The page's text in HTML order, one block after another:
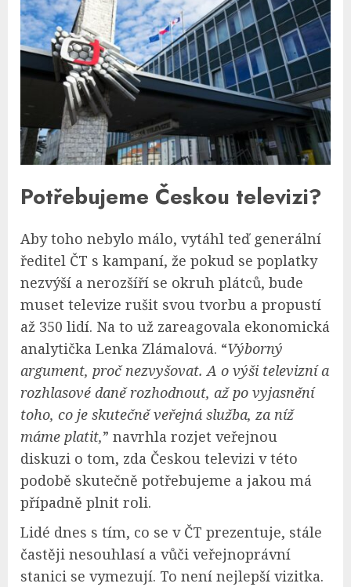
Potřebujeme Českou televizi?
Aby toho nebylo málo, vytáhl teď generální
ředitel ČT s kampaní, že pokud se poplatky
nezvýší a nerozšíří se okruh plátců, bude
muset televize rušit svou tvorbu a propustí
až 350 lidí. Na to už zareagovala ekonomická
analytička Lenka Zlámalová. “Výborný
argument, proč nezvyšovat. A o výši televizní a
rozhlasové daně rozhodnout, až po vyjasnění
toho, co je skutečně veřejná služba, za níž
máme platit,” navrhla rozjet veřejnou
diskuzi o tom, zda Českou televizi v této
podobě skutečně potřebujeme a jakou má
případně plnit roli.
Lidé dnes s tím, co se v ČT prezentuje, stále
častěji nesouhlasí a vůči veřejnoprávní
stanici se vymezují. To není nejlepší vizitka.